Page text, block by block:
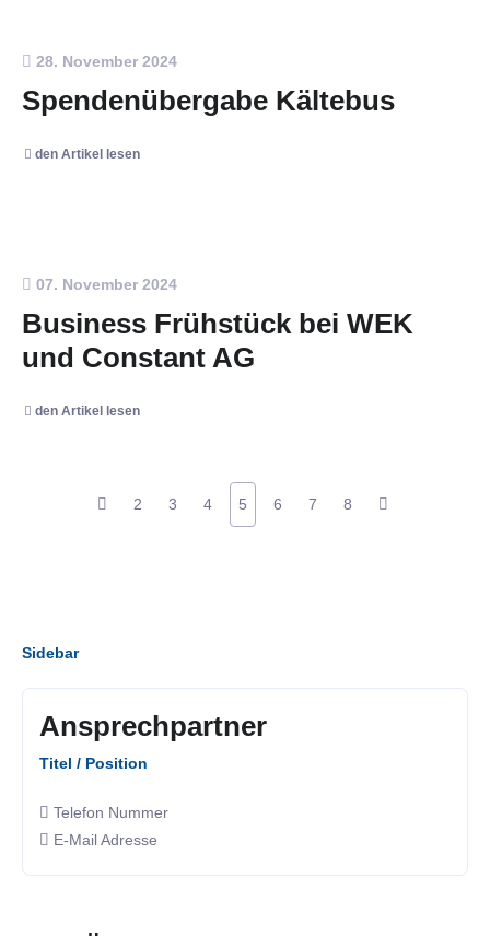
28. November 2024
Spendenübergabe Kältebus
den Artikel lesen
07. November 2024
Business Frühstück bei WEK
und Constant AG
den Artikel lesen
2 3 4 5 6 7 8
Sidebar
Ansprechpartner
Titel / Position
Telefon Nummer
E-Mail Adresse